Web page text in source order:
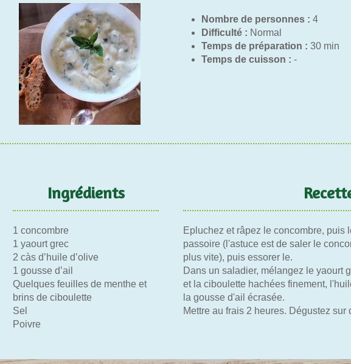
Nombre de personnes : 4
Difficulté : Normal
Temps de préparation : 30 min
Temps de cuisson : -
Ingrédients
1 concombre
1 yaourt grec
2 càs d’huile d’olive
1 gousse d’ail
Quelques feuilles de menthe et
brins de ciboulette
Sel
Poivre
Epluchez et râpez le concombre, puis
passoire (l'astuce est de saler le
plus vite), puis essorer le.
Dans un saladier, mélangez le yaourt
et la ciboulette hachées finement,
la gousse d'ail écrasée.
Mettre au frais 2 heures. Dégustez